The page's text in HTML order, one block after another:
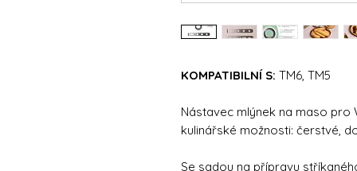
KOMPATIBILNÍ S: TM6, TM5
Nástavec mlýnek na maso pro
kulinářské možnosti: čerstvé,
Se sadou na přípravu